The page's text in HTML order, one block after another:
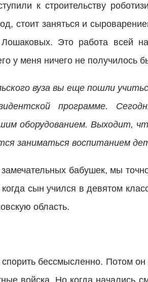
к строительству
стоит заняться и
Лошаковых. Это работа
у меня ничего не получилось
вуза вы еще пошли
программе.
оборудованием. Выходит,
заниматься воспитанием
бабушек, мы
сын учился в девятом
область.
бессмысленно. Потом
войска. Но когда начались